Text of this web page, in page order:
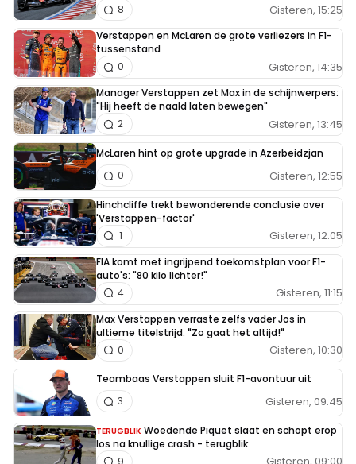
Gisteren, 15:25
8
Verstappen en McLaren de grote verliezers in F1-
tussenstand
Gisteren, 14:35
0
Manager Verstappen zet Max in de schijnwerpers:
"Hij heeft de naald laten bewegen"
Gisteren, 13:45
2
McLaren hint op grote upgrade in Azerbeidzjan
Gisteren, 12:55
0
Hinchcliffe trekt bewonderende conclusie over
'Verstappen-factor'
Gisteren, 12:05
1
FIA komt met ingrijpend toekomstplan voor F1-
auto's: "80 kilo lichter!"
Gisteren, 11:15
4
Max Verstappen verraste zelfs vader Jos in
ultieme titelstrijd: "Zo gaat het altijd!"
Gisteren, 10:30
0
Teambaas Verstappen sluit F1-avontuur uit
Gisteren, 09:45
3
TERUGBLIK Woedende Piquet slaat en schopt erop
los na knullige crash - terugblik
9